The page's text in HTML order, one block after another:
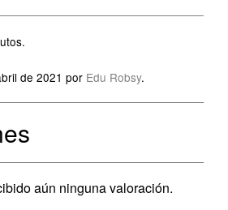
de 2021 por Edu Robsy.
aún ninguna valoración.